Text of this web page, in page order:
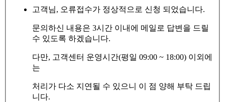
고객님, 오류접수가 정상적으로 신청 되었습니다.
문의하신 내용은 3시간 이내에 메일로 답변을 드릴
수 있도록 하겠습니다.
다만, 고객센터 운영시간(평일 09:00 ~ 18:00) 이외에
는
처리가 다소 지연될 수 있으니 이 점 양해 부탁 드립
니다.